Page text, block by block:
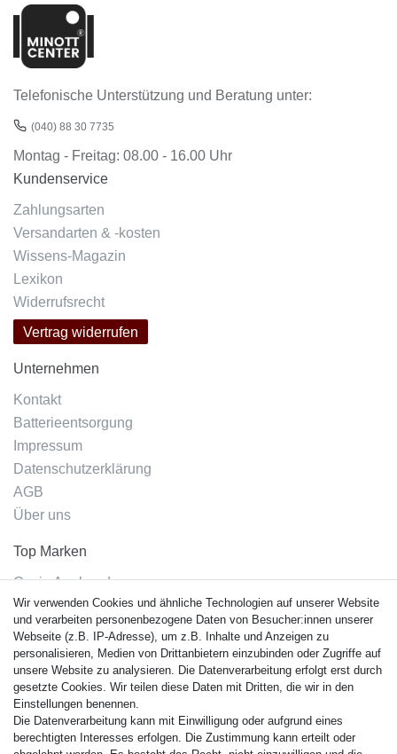
Telefonische Unterstützung und Beratung unter:
(040) 88 30 7735
Montag - Freitag: 08.00 - 16.00 Uhr
Kundenservice
Zahlungsarten
Versandarten & -kosten
Wissens-Magazin
Lexikon
Widerrufsrecht
Vertrag widerrufen
Unternehmen
Kontakt
Batterieentsorgung
Impressum
Datenschutzerklärung
AGB
Über uns
Top Marken
Casio Armband
Festina Armband
Citizen Armband
M. Lacroix Armband
J. Lemans Armband
Uhrenarmbänder - Alle
Sicherheit
Wir verwenden Cookies und ähnliche Technologien auf unserer Website
und verarbeiten personenbezogene Daten von Besucher:innen unserer
Webseite (z.B. IP-Adresse), um z.B. Inhalte und Anzeigen zu
personalisieren, Medien von Drittanbietern einzubinden oder Zugriffe auf
unsere Website zu analysieren. Die Datenverarbeitung erfolgt erst durch
gesetzte Cookies. Wir teilen diese Daten mit Dritten, die wir in den
Einstellungen benennen.
Die Datenverarbeitung kann mit Einwilligung oder aufgrund eines
berechtigten Interesses erfolgen. Die Zustimmung kann erteilt oder